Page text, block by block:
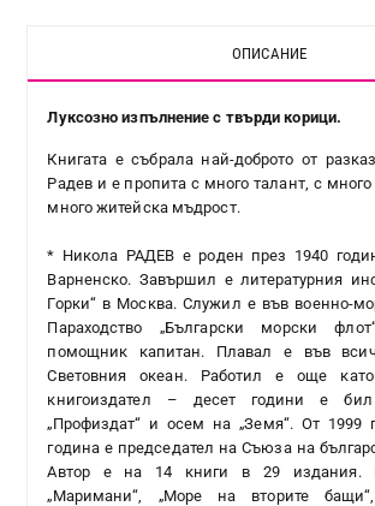
ОПИСАНИЕ
Луксозно изпълнение с твърди корици.
Книгата е събрала най-доброто от
Радев и е пропита с много талант, с
много житейска мъдрост.
* Никола РАДЕВ е роден през 1940
Варненско. Завършил е литературния
Горки“ в Москва. Служил е във военно-
Параходство „Български морски
помощник капитан. Плавал е във
Световния океан. Работил е още
книгоиздател – десет години е
„Профиздат“ и осем на „Земя“. От 1999
година е председател на Съюза на
Автор е на 14 книги в 29 издания.
„Маримани“, „Море на вторите